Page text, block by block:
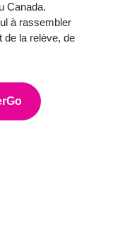
Canada.
à rassembler
de la relève, de